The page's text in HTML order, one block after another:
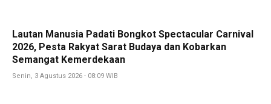
Lautan Manusia Padati Bongkot Spectacular Carnival
2026, Pesta Rakyat Sarat Budaya dan Kobarkan
Semangat Kemerdekaan
Senin, 3 Agustus 2026 - 08:09 WIB